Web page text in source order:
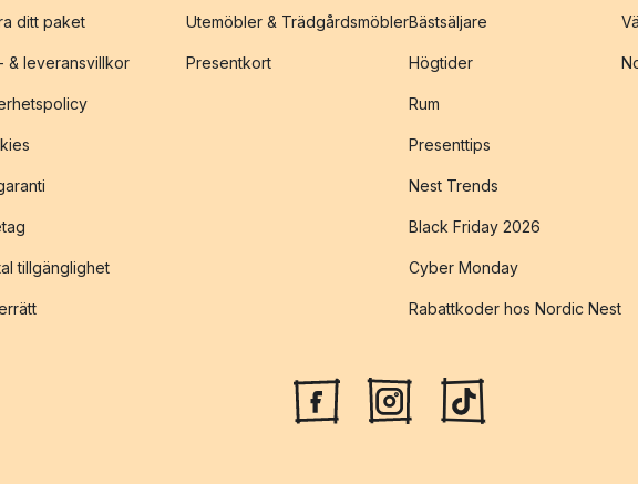
ditt paket
& leveransvillkor
tillgänglighet
Utemöbler & Trädgårdsmöbler
Presentkort
Bästsäljare
Högtider
Rum
Presenttips
Nest Trends
Black Friday 2026
Cyber Monday
Rabattkoder hos Nordic Nest